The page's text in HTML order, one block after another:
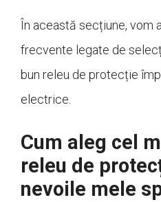
În această secțiune, vom
frecvente legate de
bun releu de protecție
electrice.
Cum aleg cel
releu de
nevoile mele